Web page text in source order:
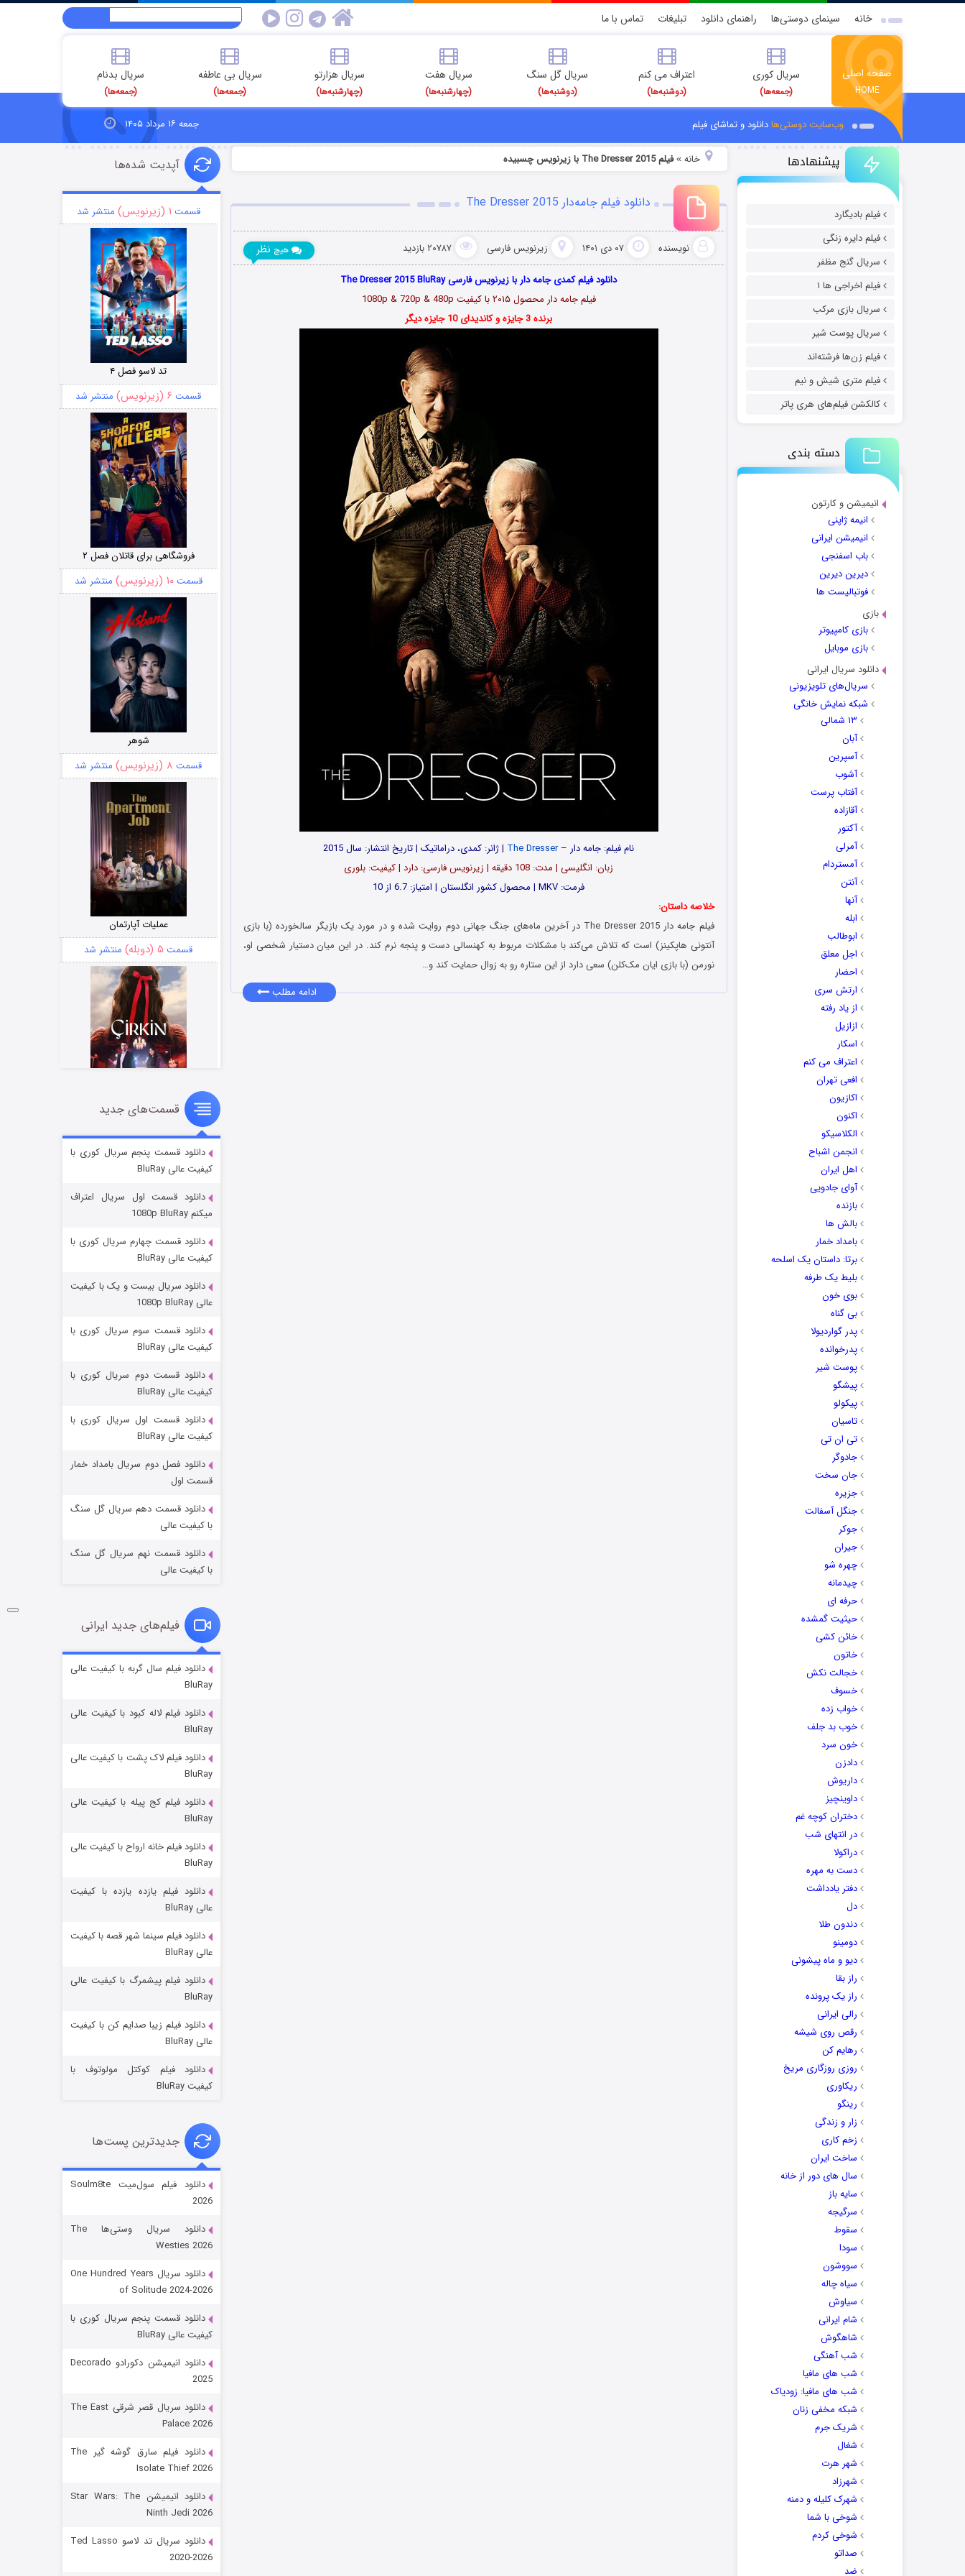
خانه سینمای دوستی‌ها راهنمای دانلود تبلیغات تماس با ما
صفحه اصلی
HOME
سریال کوری
(جمعه‌ها)
اعتراف می کنم
(دوشنبه‌ها)
سریال گل سنگ
(دوشنبه‌ها)
سریال هفت
(چهارشنبه‌ها)
سریال هزارتو
(چهارشنبه‌ها)
سریال بی عاطفه
(جمعه‌ها)
سریال بدنام
(جمعه‌ها)
وب‌سایت دوستی‌هادانلود و تماشای فیلم جمعه ۱۶ مرداد ۱۴۰۵
پیشنهادها
فیلم بادیگارد
فیلم دایره زنگی
سریال گنج مظفر
فیلم اخراجی ها ۱
سریال بازی مرکب
سریال پوست شیر
فیلم زن‌ها فرشته‌اند
فیلم متری شیش و نیم
کالکشن فیلم‌های هری پاتر
دسته بندی
انیمیشن و کارتون
انیمه ژاپنی
انیمیشن ایرانی
باب اسفنجی
دیرین دیرین
فوتبالیست ها
بازی
بازی کامپیوتر
بازی موبایل
دانلود سریال ایرانی
سریال‌های تلویزیونی
شبکه نمایش خانگی
۱۳ شمالی
آبان
آسپرین
آشوب
آفتاب پرست
آقازاده
آکتور
آمرلی
آمستردام
آنتن
آنها
ابله
ابوطالب
اجل معلق
احضار
ارتش سری
از یاد رفته
ازازیل
اسکار
اعتراف می کنم
افعی تهران
اکازیون
اکنون
الکلاسیکو
انجمن اشباح
اهل ایران
آوای جادویی
بازنده
بالش ها
بامداد خمار
برتا: داستان یک اسلحه
بلیط یک‌‌ طرفه
بوی خون
بی گناه
پدر گواردیولا
پدرخوانده
پوست شیر
پیشگو
پیکولو
تاسیان
تی ان تی
جادوگر
جان سخت
جزیره
جنگل آسفالت
جوکر
جیران
چهره شو
چیدمانه
حرفه ای
حیثیت گمشده
خائن کشی
خاتون
خجالت نکش
خسوف
خواب زده
خوب بد جلف
خون سرد
دادزن
داریوش
داوینچیز
دختران کوچه غم
در انتهای شب
دراکولا
دست به مهره
دفتر یادداشت
دل
دندون طلا
دومینو
دیو و ماه پیشونی
راز بقا
راز یک پرونده
رالی ایرانی
رقص روی شیشه
رهایم کن
روزی روزگاری مریخ
ریکاوری
رینگو
زار و زندگی
زخم کاری
ساخت ایران
سال های دور از خانه
سایه باز
سرگیجه
سقوط
سودا
سووشون
سیاه چاله
سیاوش
شام ایرانی
شاهگوش
شب آهنگی
شب های مافیا
شب های مافیا: زودیاک
شبکه مخفی زنان
شریک جرم
شغال
شهر هرت
شهرزاد
شهرک کلیله و دمنه
شوخی با شما
شوخی کردم
صداتو
ضد
خانه»فیلم The Dresser 2015 با زیرنویس چسبیده
دانلود فیلم جامه‌دار The Dresser 2015
نویسنده ۰۷ دی ۱۴۰۱ زیرنویس فارسی ۲۰۷۸۷ بازدید هیچ نظر
دانلود فیلم کمدی جامه دار با زیرنویس فارسی The Dresser 2015 BluRay
فیلم جامه دار محصول ۲۰۱۵ با کیفیت 1080p & 720p & 480p
برنده 3 جایزه و کاندیدای 10 جایزه دیگر
نام فیلم: جامه دار –The Dresser | ژانر: کمدی، دراماتیک | تاریخ انتشار: سال 2015
زبان: انگلیسی | مدت: 108 دقیقه | زیرنویس فارسی: دارد | کیفیت: بلوری
فرمت: MKV | محصول کشور انگلستان | امتیاز: 6.7 از 10
خلاصه داستان:
فیلم جامه دار The Dresser 2015 در آخرین ماه‌های جنگ جهانی دوم روایت شده و در مورد یک بازیگر سالخورده (با بازی
آنتونی هاپکینز) است که تلاش می‌کند با مشکلات مربوط به کهنسالی دست و پنجه نرم کند. در این میان دستیار شخصی او،
نورمن (با بازی ایان مک‌کلن) سعی دارد از این ستاره رو به زوال حمایت کند و…
ادامه مطلب
آپدیت شده‌ها
قسمت ۱ (زیرنویس) منتشر شد
تد لاسو فصل ۴
قسمت ۶ (زیرنویس) منتشر شد
فروشگاهی برای قاتلان فصل ۲
قسمت۱۰ (زیرنویس) منتشر شد
شوهر
قسمت ۸ (زیرنویس) منتشر شد
عملیات آپارتمان
قسمت ۵ (دوبله) منتشر شد
سریال زشت
قسمت۲ (زیرنویس) منتشر شد
مردگان متحرک: شهر مرده ۳
شکست استوارت در نجات جهان
قسمت ۷ (زیرنویس) منتشر شد
شوگر فصل ۲
قسمت
خاندان اژدها فصل ۳
جادوگری در مغولستان
قسمت۶ (زیرنویس)
رویایی برای تو
قسمت۱۵ (دوبله)
قسمت‌های جدید
دانلود قسمت پنجم سریال کوری با
کیفیت عالی BluRay
دانلود قسمت اول سریال اعتراف
میکنم 1080p BluRay
دانلود قسمت چهارم سریال کوری با
کیفیت عالی BluRay
دانلود سریال بیست و یک با کیفیت
عالی 1080p BluRay
دانلود قسمت سوم سریال کوری با
کیفیت عالی BluRay
دانلود قسمت دوم سریال کوری با
کیفیت عالی BluRay
دانلود قسمت اول سریال کوری با
کیفیت عالی BluRay
دانلود فصل دوم سریال بامداد خمار
قسمت اول
دانلود قسمت دهم سریال گل سنگ
با کیفیت عالی
دانلود قسمت نهم سریال گل سنگ
با کیفیت عالی
فیلم‌های جدید ایرانی
دانلود فیلم سال گربه با کیفیت عالی
BluRay
دانلود فیلم لاله کبود با کیفیت عالی
BluRay
دانلود فیلم لاک پشت با کیفیت عالی
BluRay
دانلود فیلم کج‌ پیله با کیفیت عالی
BluRay
دانلود فیلم خانه ارواح با کیفیت عالی
BluRay
دانلود فیلم یازده یازده با کیفیت
عالی BluRay
دانلود فیلم سینما شهر قصه با کیفیت
عالی BluRay
دانلود فیلم پیشمرگ با کیفیت عالی
BluRay
دانلود فیلم زیبا صدایم کن با کیفیت
عالی BluRay
دانلود فیلم کوکتل مولوتوف با
کیفیت BluRay
جدیدترین پست‌ها
دانلود فیلم سول‌میت Soulm8te
2026
دانلود سریال وستی‌ها The
Westies 2026
دانلود سریال One Hundred Years
of Solitude 2024-2026
دانلود قسمت پنجم سریال کوری با
کیفیت عالی BluRay
دانلود انیمیشن دکورادو Decorado
2025
دانلود سریال قصر شرقی The East
Palace 2026
دانلود فیلم سارق گوشه گیر The
Isolate Thief 2026
دانلود انیمیشن Star Wars: The
Ninth Jedi 2026
دانلود سریال تد لاسو Ted Lasso
2020-2026